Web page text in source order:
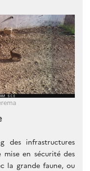
des infrastructures
en sécurité des
la grande faune, ou